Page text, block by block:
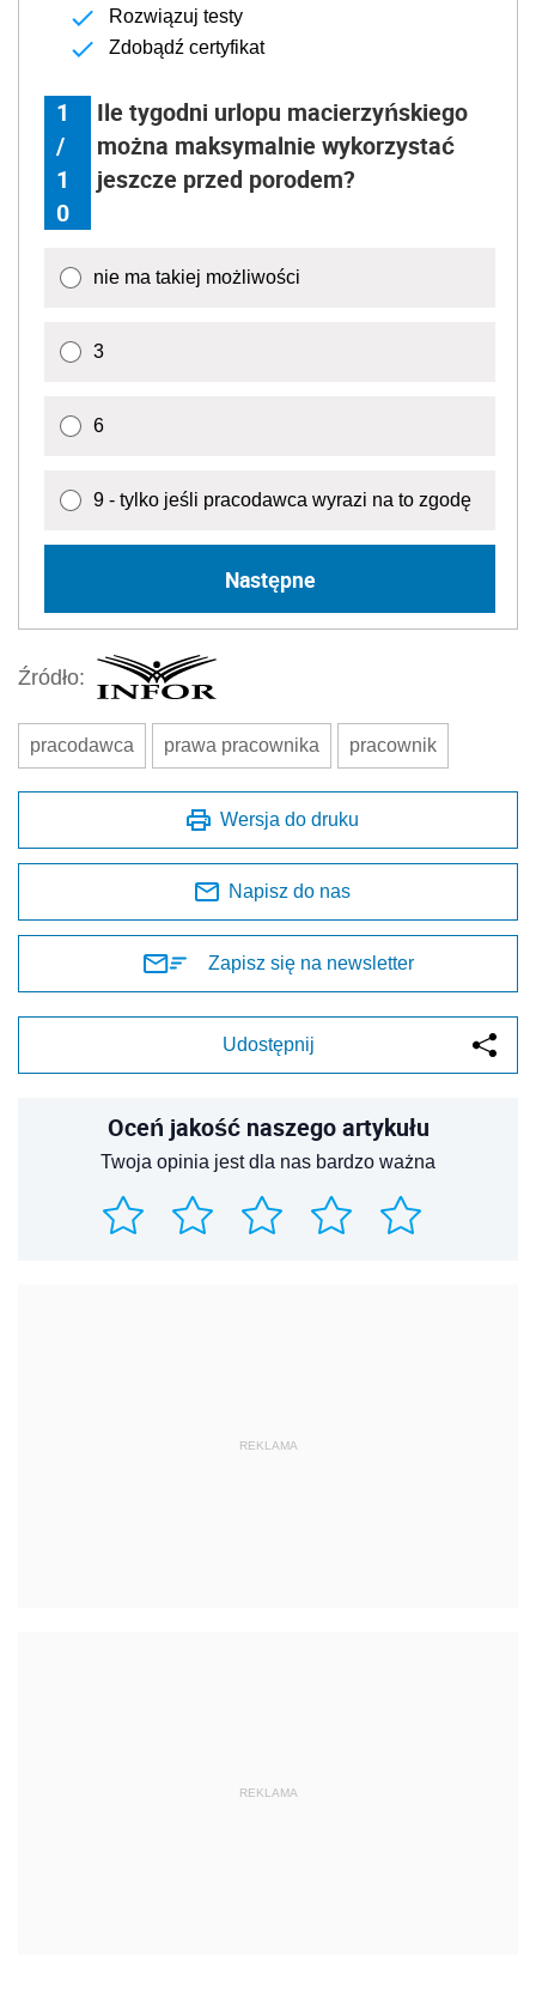
Rozwiązuj testy
Zdobądź certyfikat
1
/
1
0
Ile tygodni urlopu macierzyńskiego
można maksymalnie wykorzystać
jeszcze przed porodem?
nie ma takiej możliwości
3
6
9 - tylko jeśli pracodawca wyrazi na to zgodę
Następne
Źródło:
pracodawca prawa pracownika pracownik
Wersja do druku
Napisz do nas
Zapisz się na newsletter
Udostępnij
Oceń jakość naszego artykułu
Twoja opinia jest dla nas bardzo ważna
REKLAMA
REKLAMA